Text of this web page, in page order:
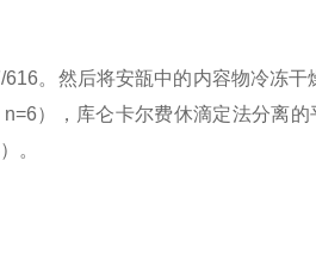
。然后将安瓿中的内容物冷冻干
），库仑卡尔费休滴定法分离
。